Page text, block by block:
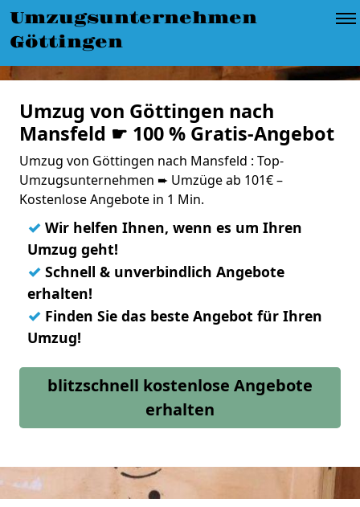
Umzugsunternehmen
Göttingen
Umzug von Göttingen nach
Mansfeld ☛ 100 % Gratis-Angebot
Umzug von Göttingen nach Mansfeld : Top-
Umzugsunternehmen ➨ Umzüge ab 101€ –
Kostenlose Angebote in 1 Min.
✓ Wir helfen Ihnen, wenn es um Ihren
Umzug geht!
✓ Schnell & unverbindlich Angebote
erhalten!
✓ Finden Sie das beste Angebot für Ihren
Umzug!
blitzschnell kostenlose Angebote
erhalten